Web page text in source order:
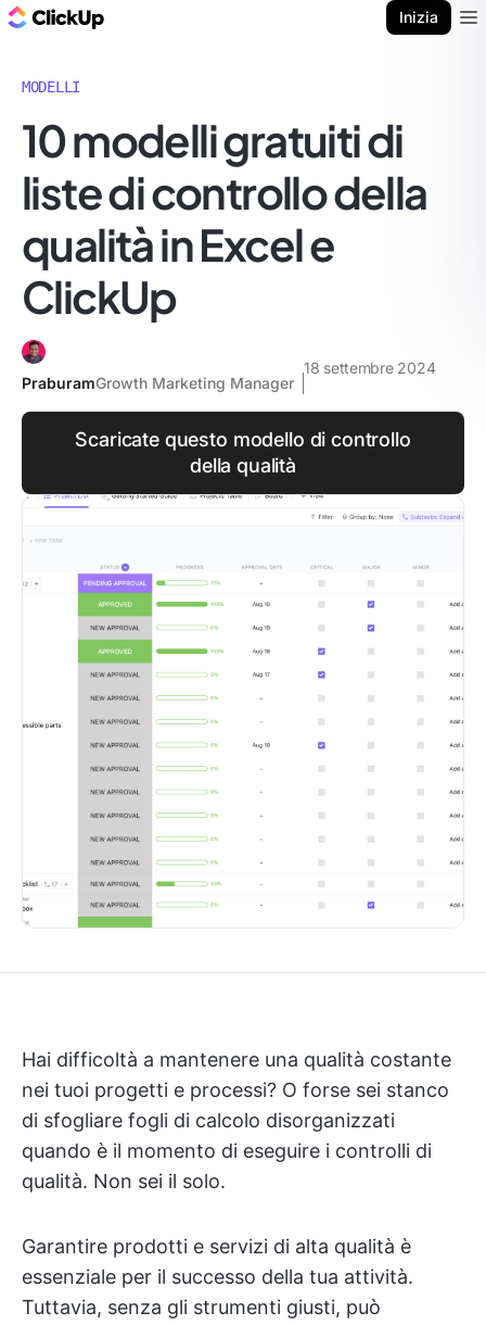
Inizia
MODELLI
10 modelli gratuiti di
liste di controllo della
qualità in Excel e
ClickUp
PraburamGrowth Marketing Manager
18 settembre 2024
Scaricate questo modello di controllo
della qualità
Hai difficoltà a mantenere una qualità costante
nei tuoi progetti e processi? O forse sei stanco
di sfogliare fogli di calcolo disorganizzati
quando è il momento di eseguire i controlli di
qualità. Non sei il solo.
Garantire prodotti e servizi di alta qualità è
essenziale per il successo della tua attività.
Tuttavia, senza gli strumenti giusti, può